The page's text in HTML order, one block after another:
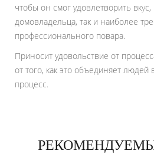
чтобы он смог удовлетворить
домовладельца, так и наиболее
профессионального повара.
Приносит удовольствие от
от того, как это объединяет
процесс.